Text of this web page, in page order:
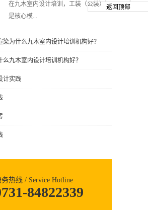
在九木室内设计培训，工装（公装）
是核心模...
直接用于工作的东西，不是泛泛而
谈，而是从规范、软件、材料、施工
烟、照明、材料耐脏耐磨• 办公空间：
水...
染为什么九木室内设计培训机构好？
么九木室内设计培训机构好？
计实践
务热线 / Service Hotline
84822339
返回顶部